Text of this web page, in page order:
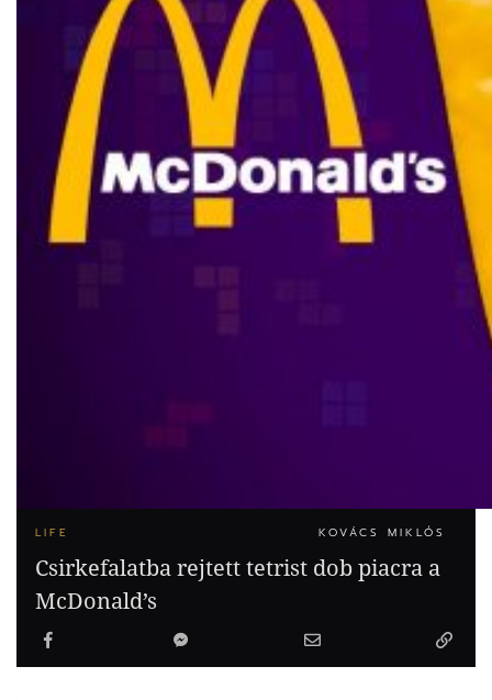
LIFE KOVÁCS MIKLÓS
Csirkefalatba rejtett tetrist dob piacra a
McDonald’s